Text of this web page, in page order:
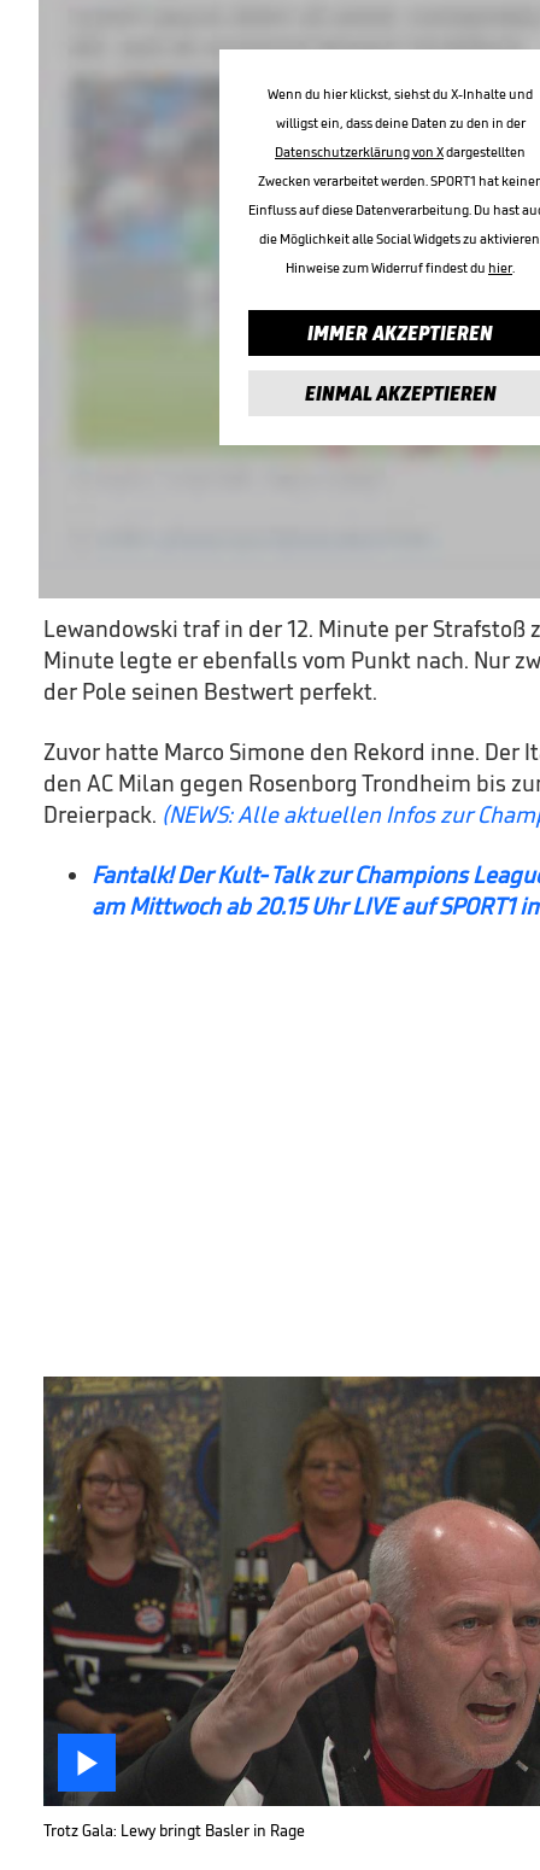
Wenn du hier klickst, siehst du X-Inhalte und
willigst ein, dass deine Daten zu den in der
Datenschutzerklärung von Xdargestellten
Zwecken verarbeitet werden. SPORT1 hat
Einfluss auf diese Datenverarbeitung. Du hast
die Möglichkeit alle Social Widgets zu
Hinweise zum Widerruf findest du hier.
IMMER AKZEPTIEREN
EINMAL AKZEPTIEREN
Lewandowski traf in der 12. Minute per Strafstoß
Minute legte er ebenfalls vom Punkt nach. Nur
der Pole seinen Bestwert perfekt.
Zuvor hatte Marco Simone den Rekord inne. Der
den AC Milan gegen Rosenborg Trondheim bis
Dreierpack. (NEWS: Alle aktuellen Infos zur
Fantalk! Der Kult-Talk zur Champions
am Mittwoch ab 20.15 Uhr LIVE auf SPORT1

Trotz Gala: Lewy bringt Basler in Rage